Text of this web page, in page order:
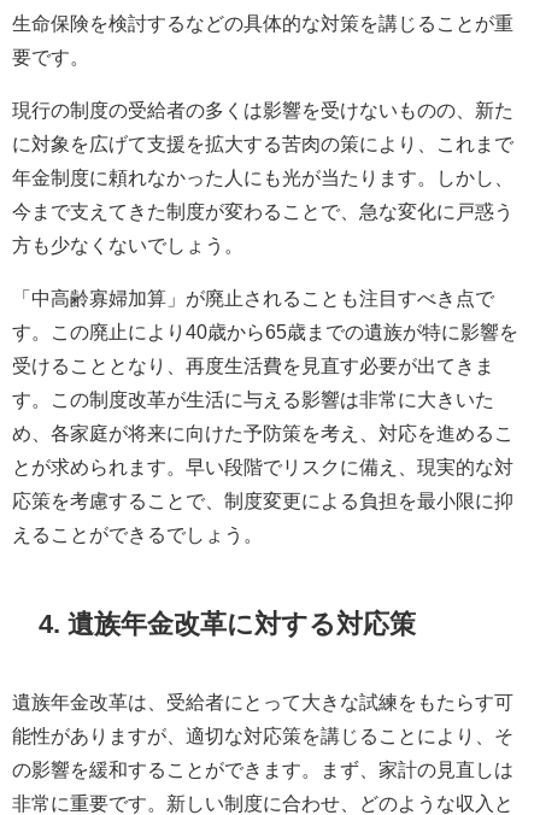
生命保険を検討するなどの具体的な対策を講じることが重
要です。
現行の制度の受給者の多くは影響を受けないものの、新た
に対象を広げて支援を拡大する苦肉の策により、これまで
年金制度に頼れなかった人にも光が当たります。しかし、
今まで支えてきた制度が変わることで、急な変化に戸惑う
方も少なくないでしょう。
「中高齢寡婦加算」が廃止されることも注目すべき点で
す。この廃止により40歳から65歳までの遺族が特に影響を
受けることとなり、再度生活費を見直す必要が出てきま
す。この制度改革が生活に与える影響は非常に大きいた
め、各家庭が将来に向けた予防策を考え、対応を進めるこ
とが求められます。早い段階でリスクに備え、現実的な対
応策を考慮することで、制度変更による負担を最小限に抑
えることができるでしょう。
4. 遺族年金改革に対する対応策
遺族年金改革は、受給者にとって大きな試練をもたらす可
能性がありますが、適切な対応策を講じることにより、そ
の影響を緩和することができます。まず、家計の見直しは
非常に重要です。新しい制度に合わせ、どのような収入と